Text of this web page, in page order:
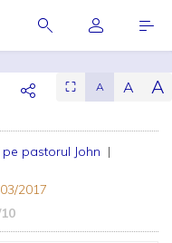
⛶ A A A
pastorul John |
2017